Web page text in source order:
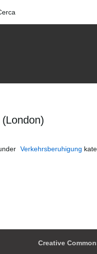
Verkehrsberuhigung
Creative